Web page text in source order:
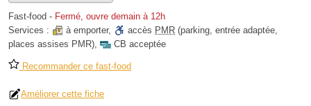
Fast-food - Fermé, ouvre demain à 12h
Services :
à emporter, accès PMR (parking, entrée adaptée,
places assises PMR), CB acceptée
Recommander ce fast-food
Améliorer cette fiche